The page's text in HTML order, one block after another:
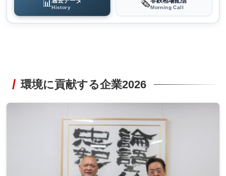
📊History 🗞️Morning Call
環境に貢献する企業2026